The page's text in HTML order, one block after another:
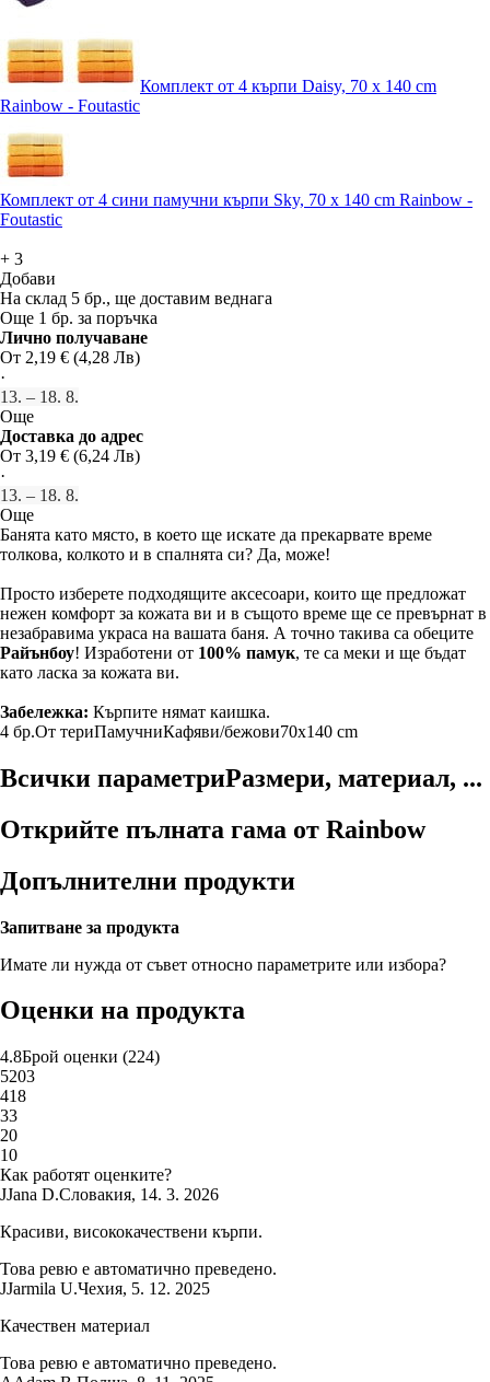
Комплект от 4 кърпи Daisy, 70 x 140 cm
Rainbow - Foutastic
Комплект от 4 сини памучни кърпи Sky, 70 x 140 cm Rainbow -
Foutastic
+ 3
Добави
На склад 5 бр., ще доставим веднага
Още 1 бр. за поръчка
Лично получаване
От 2,19 € (4,28 Лв)
·
13. – 18. 8.
Още
Доставка до адрес
От 3,19 € (6,24 Лв)
·
13. – 18. 8.
Още
Банята като място, в което ще искате да прекарвате време
толкова, колкото и в спалнята си? Да, може!
Просто изберете подходящите аксесоари, които ще предложат
нежен комфорт за кожата ви и в същото време ще се превърнат в
незабравима украса на вашата баня. А точно такива са обеците
Райънбоу! Изработени от 100% памук, те са меки и ще бъдат
като ласка за кожата ви.
Забележка: Кърпите нямат каишка.
4 бр.От териПамучниКафяви/бежови70x140 cm
Всички параметриРазмери, материал, ...
Открийте пълната гама от Rainbow
Допълнителни продукти
Запитване за продукта
Имате ли нужда от съвет относно параметрите или избора?
Оценки на продукта
4.8Брой оценки (224)
5203
418
33
20
10
Как работят оценките?
JJana D.Словакия, 14. 3. 2026
Красиви, висококачествени кърпи.
Това ревю е автоматично преведено.
JJarmila U.Чехия, 5. 12. 2025
Качествен материал
Това ревю е автоматично преведено.